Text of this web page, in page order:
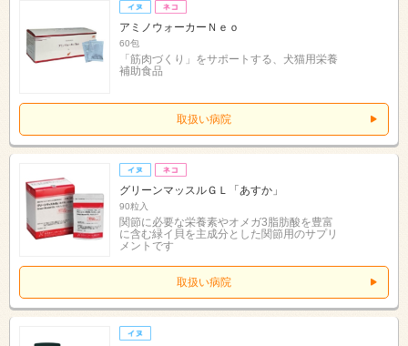
アミノウォーカーＮｅｏ
60包
「筋肉づくり」をサポートする、犬猫用栄養
補助食品
取扱い病院
グリーンマッスルＧＬ「あすか」
90粒入
関節に必要な栄養素やオメガ3脂肪酸を豊富
に含む緑イ貝を主成分とした関節用のサプリ
メントです
取扱い病院